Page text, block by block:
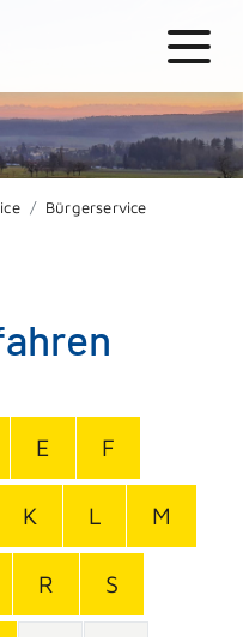
Bürgerservice
E F
K L M
R S